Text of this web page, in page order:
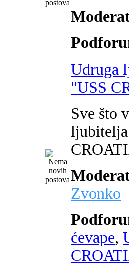
Udruga
"USS
Sve što
ljubitelja
Zvonko
ćevape,